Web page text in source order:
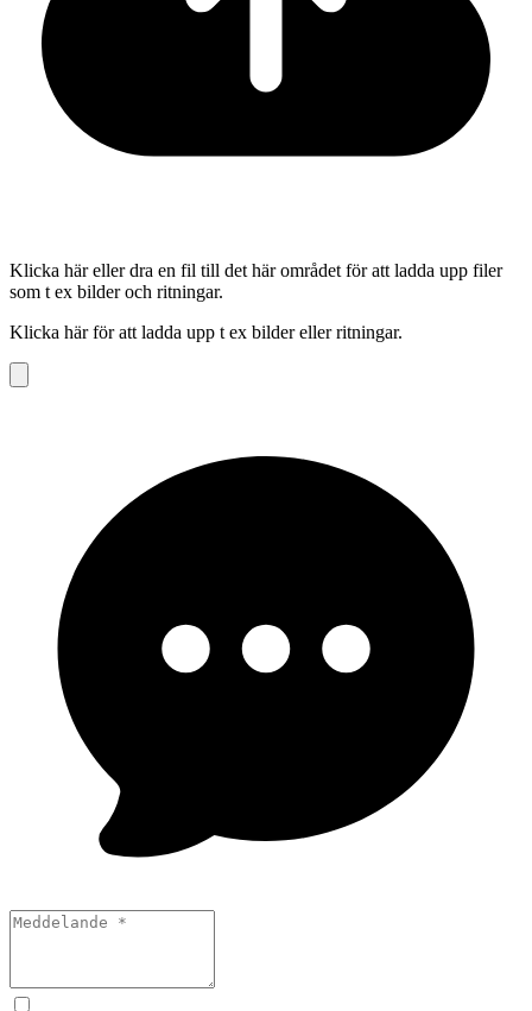
Klicka här eller dra en fil till det här området för att ladda upp filer
som t ex bilder och ritningar.
Klicka här för att ladda upp t ex bilder eller ritningar.